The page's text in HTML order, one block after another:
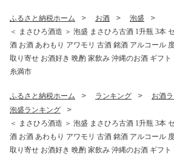
ふるさと納税ホーム お酒
泡盛
＜ まさひろ酒造 ＞ 泡盛 まさひろ古酒 1升瓶 3本
酒 お酒 あわもり アワモリ 古酒 銘酒 アルコール
取り寄せ お酒好き 晩酌 家飲み 沖縄のお酒 ギフ
糸満市
ふるさと納税ホーム ランキング
お酒
泡盛ランキング
＜ まさひろ酒造 ＞ 泡盛 まさひろ古酒 1升瓶 3本
酒 お酒 あわもり アワモリ 古酒 銘酒 アルコール
取り寄せ お酒好き 晩酌 家飲み 沖縄のお酒 ギフ